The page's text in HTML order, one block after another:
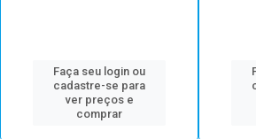
Faça seu login ou
cadastre-se para
ver preços e
comprar